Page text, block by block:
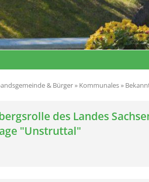
& Bürger» Kommunales»
des Landes
"Unstruttal"